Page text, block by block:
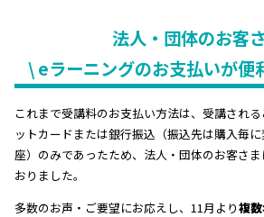
法人・団体のお客
\ eラーニングのお支払いが便
これまで受講料のお支払い方法は、受講され
ットカードまたは銀行振込（振込先は購入毎
座）のみであったため、法人・団体のお客さ
おりました。
多数のお声・ご要望にお応えし、11月より複